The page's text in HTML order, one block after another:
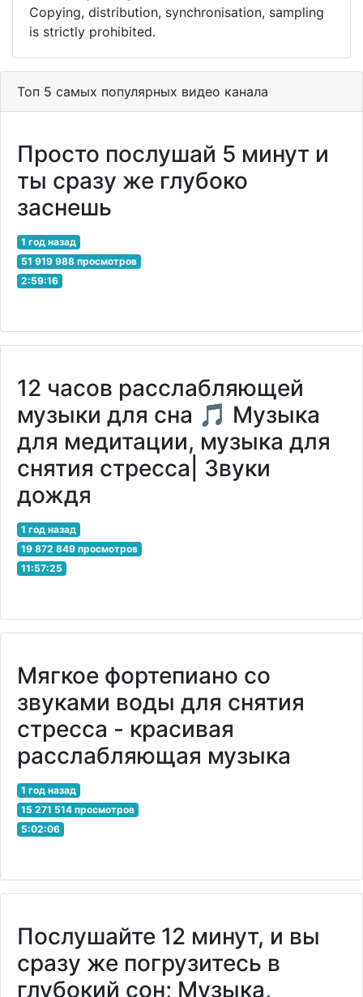
Copying, distribution, synchronisation, sampling
is strictly prohibited.
Топ 5 самых популярных видео канала
Просто послушай 5 минут и
ты сразу же глубоко
заснешь
1 год назад
51 919 988 просмотров
2:59:16
12 часов расслабляющей
музыки для сна 🎵 Музыка
для медитации, музыка для
снятия стресса| Звуки
дождя
1 год назад
19 872 849 просмотров
11:57:25
Мягкое фортепиано со
звуками воды для снятия
стресса - красивая
расслабляющая музыка
1 год назад
15 271 514 просмотров
5:02:06
Послушайте 12 минут, и вы
сразу же погрузитесь в
глубокий сон; Музыка,